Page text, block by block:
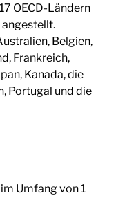
OECD-Ländern
Belgien,
Frankreich,
Kanada, die
Portugal und die
Umfang von 1